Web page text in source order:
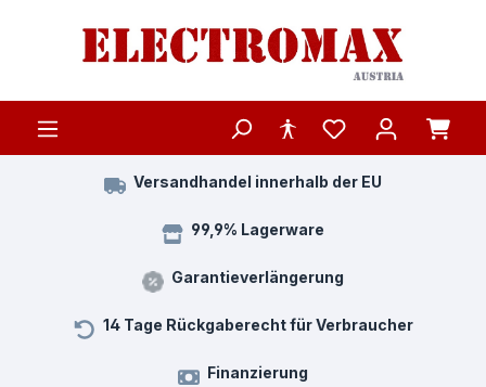
Zum Hauptinhalt springen
Versandhandel innerhalb der EU
99,9% Lagerware
Garantieverlängerung
14 Tage Rückgaberecht für Verbraucher
Finanzierung